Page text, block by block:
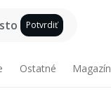
Potvrdiť
Ostatné Magazín